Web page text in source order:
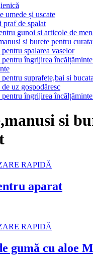
umede și uscate
praf de spalat
gunoi si articole de
si burete pentru
pentru spalarea vaselor
pentru îngrijirea
pentru suprafete,bai si
de uz gospodăresc
pentru îngrijirea
si
RAPIDĂ
aparat
RAPIDĂ
gumă cu aloe M